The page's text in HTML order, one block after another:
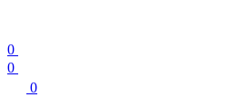
0
0
0